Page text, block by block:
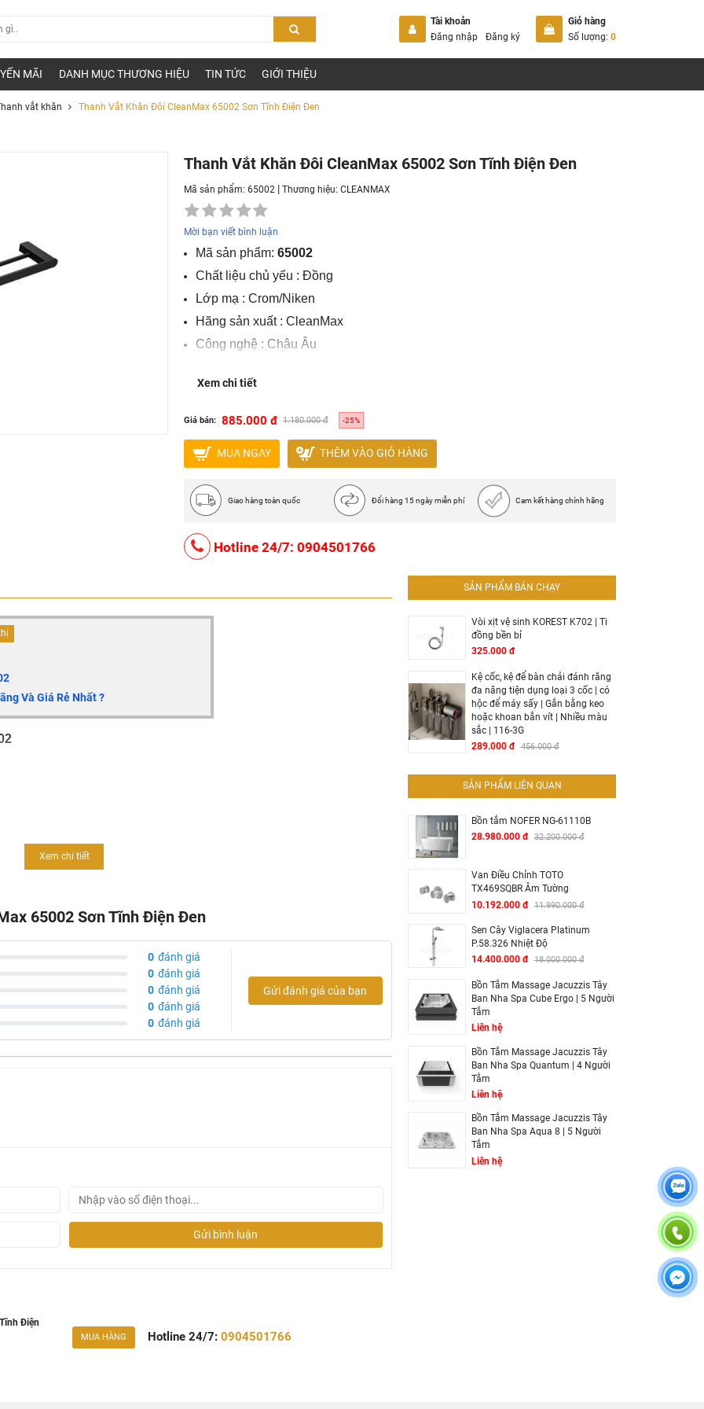
Tài khoản
Đăng nhập
Đăng ký
Giỏ hàng
Số lượng: 0
MÃI DANH MỤC THƯƠNG HIỆU TIN TỨC GIỚI THIỆU
vắt khăn Thanh Vắt Khăn Đôi CleanMax 65002 Sơn Tĩnh Điện Đen
Thanh Vắt Khăn Đôi CleanMax 65002 Sơn Tĩnh Điện Đen
Mã sản phẩm: 65002 |Thương hiệu:CLEANMAX
Mời bạn viết bình luận
Mã sản phẩm:65002
Chất liệu chủ yếu : Đồng
Lớp mạ : Crom/Niken
Hãng sản xuất : CleanMax
Công nghệ : Châu Âu
Bảo hành 5 năm.
Xem chi tiết
Giá bán: 885.000 đ 1.180.000 đ -25%
MUA NGAY THÊM VÀO GIỎ HÀNG
Giao hàng toàn quốc Đổi hàng 15 ngày miễn phí Cam kết hàng chính hãng
Hotline 24/7: 0904501766
Và Giá Rẻ Nhất ?
Crom nên phù hợp với mọi nguồn nước
chất lượng sản phẩm
Xem chi tiết
65002 Sơn Tĩnh Điện Đen
0 đánh giá
0 đánh giá
0 đánh giá
0 đánh giá
0 đánh giá
Gửi đánh giá của bạn
Gửi bình luận
Điện
MUA HÀNG Hotline 24/7:0904501766
SẢN PHẨM BÁN CHẠY
Vòi xịt vệ sinh KOREST K702 | Ti
đồng bền bỉ
325.000 đ
Kệ cốc, kệ để bàn chải đánh răng
đa năng tiện dụng loại 3 cốc | có
hộc để máy sấy | Gắn bằng keo
hoặc khoan bắn vít | Nhiều màu
sắc | 116-3G
289.000 đ 456.000 đ
SẢN PHẨM LIÊN QUAN
Bồn tắm NOFER NG-61110B
28.980.000 đ 32.200.000 đ
Van Điều Chỉnh TOTO
TX469SQBR Âm Tường
10.192.000 đ 11.990.000 đ
Sen Cây Viglacera Platinum
P.58.326 Nhiệt Độ
14.400.000 đ 18.000.000 đ
Bồn Tắm Massage Jacuzzis Tây
Ban Nha Spa Cube Ergo | 5 Người
Tắm
Liên hệ
Bồn Tắm Massage Jacuzzis Tây
Ban Nha Spa Quantum | 4 Người
Tắm
Liên hệ
Bồn Tắm Massage Jacuzzis Tây
Ban Nha Spa Aqua 8 | 5 Người
Tắm
Liên hệ